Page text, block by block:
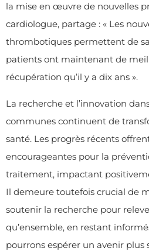
la mise en œuvre de nouvelles
cardiologue, partage : « Les
thrombotiques permettent de
patients ont maintenant de
récupération qu’il y a dix ans ».
La recherche et l’innovation
communes continuent de
santé. Les progrès récents
encourageantes pour la
traitement, impactant
Il demeure toutefois crucial de
soutenir la recherche pour
qu’ensemble, en restant
pourrons espérer un avenir plus